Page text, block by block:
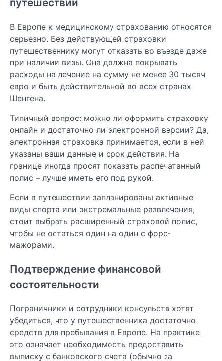
путешествий
В Европе к медицинскому страхованию относятся
серьезно. Без действующей страховки
путешественнику могут отказать во въезде даже
при наличии визы. Она должна покрывать
расходы на лечение на сумму не менее 30 тысяч
евро и быть действительной во всех странах
Шенгена.
Типичный вопрос: можно ли оформить страховку
онлайн и достаточно ли электронной версии? Да,
электронная страховка принимается, если в ней
указаны ваши данные и срок действия. На
границе иногда просят показать распечатанный
полис – лучше иметь его под рукой.
Если в путешествии запланированы активные
виды спорта или экстремальные развлечения,
стоит выбрать расширенный страховой полис,
чтобы не остаться один на один с форс-
мажорами.
Подтверждение финансовой
состоятельности
Пограничники и сотрудники консульств хотят
убедиться, что у путешественника достаточно
средств для пребывания в Европе. На практике
это означает необходимость предоставить
выписку с банковского счета (обычно за